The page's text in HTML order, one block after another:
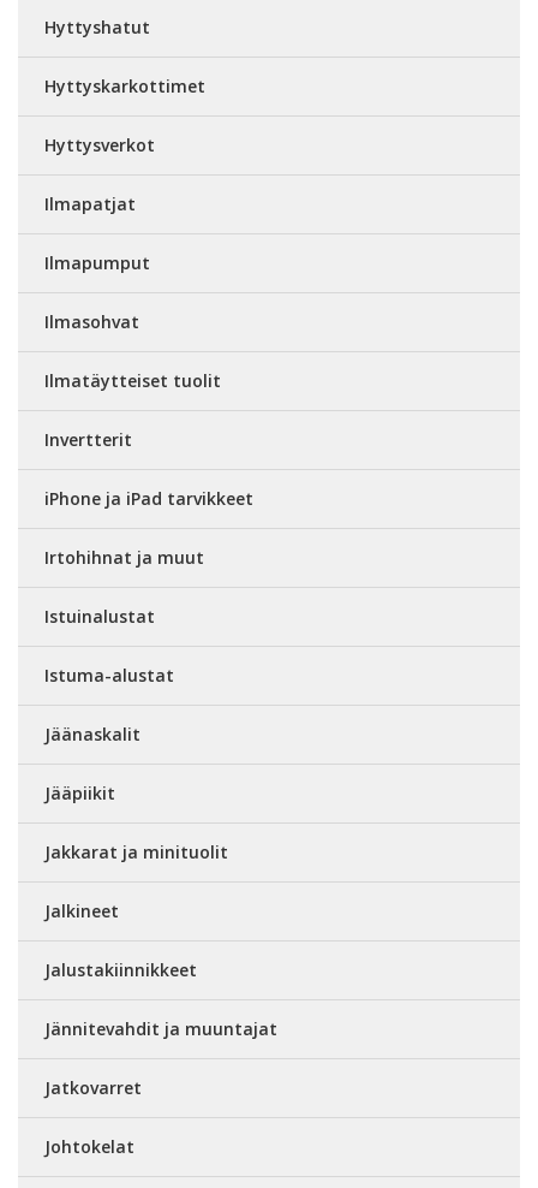
Hyttyshatut
Hyttyskarkottimet
Hyttysverkot
Ilmapatjat
Ilmapumput
Ilmasohvat
Ilmatäytteiset tuolit
Invertterit
iPhone ja iPad tarvikkeet
Irtohihnat ja muut
Istuinalustat
Istuma-alustat
Jäänaskalit
Jääpiikit
Jakkarat ja minituolit
Jalkineet
Jalustakiinnikkeet
Jännitevahdit ja muuntajat
Jatkovarret
Johtokelat